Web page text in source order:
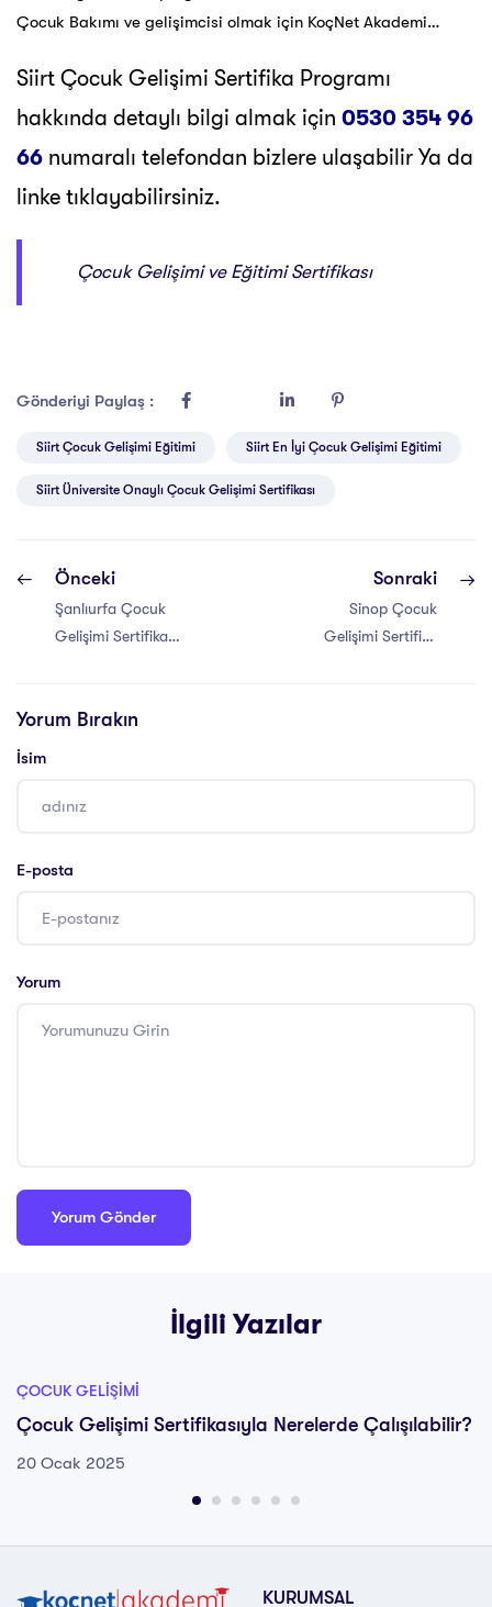
Çocuk Bakımı ve gelişimcisi olmak için KoçNet Akademi…
Siirt Çocuk Gelişimi Sertifika Programı
hakkında detaylı bilgi almak için 0530 354 96
66 numaralı telefondan bizlere ulaşabilir Ya da
linke tıklayabilirsiniz.
Çocuk Gelişimi ve Eğitimi Sertifikası
Gönderiyi Paylaş :
Siirt Çocuk Gelişimi Eğitimi Siirt En İyi Çocuk Gelişimi Eğitimi
Siirt Üniversite Onaylı Çocuk Gelişimi Sertifikası
Önceki
Şanlıurfa Çocuk
Gelişimi Sertifika
Sonraki
Sinop Çocuk
Gelişimi Sertifika
Yorum Bırakın
İsim
E-posta
Yorum
İlgili Yazılar
ÇOCUK GELIŞIMI
Çocuk Gelişimi Sertifikasıyla Nerelerde Çalışılabilir?
20 Ocak 2025
KURUMSAL